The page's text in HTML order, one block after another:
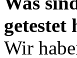
getestet
Wir